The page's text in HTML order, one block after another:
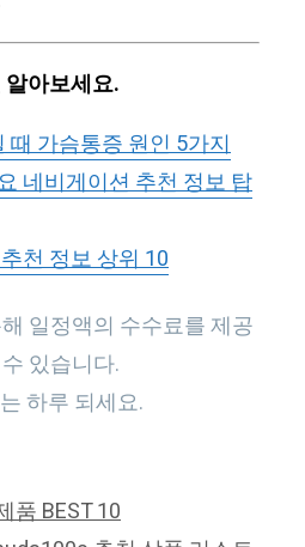
아보세요.
때 가슴통증 원인 5가지
네비게이션 추천 정보 탑
천 정보 상위 10
일정액의 수수료를 제공
있습니다.
하루 되세요.
품 BEST 10